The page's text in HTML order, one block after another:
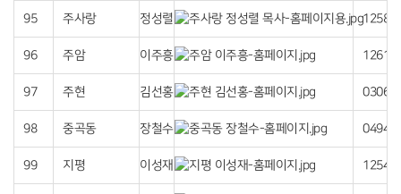
95 주사랑 정성렬 12584
96 주암 이주흥 12612
97 주현 김선홍 03067
98 중곡동 장철수 04944
99 지평 이성재 12541